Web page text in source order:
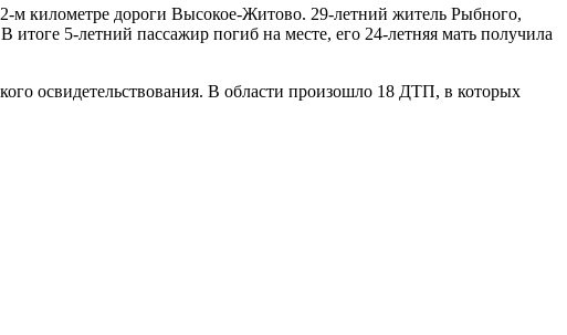
м километре дороги Высокое-Житово. 29-летний житель Рыбного,
5-летний пассажир погиб на месте, его 24-летняя мать получила
освидетельствования. В области произошло 18 ДТП, в которых